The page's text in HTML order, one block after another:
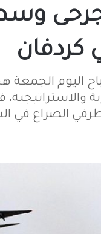
كردفان
اليوم
الصراع في